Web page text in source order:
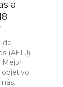
a
de
(AEFJ)
Mejor
objetivo